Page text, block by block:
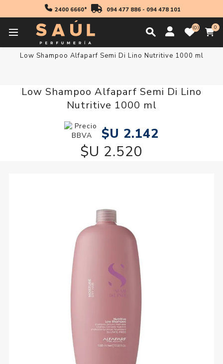
2400 6660* 094 477 886- 094 478 101
0 0
Profesionales
Low Shampoo Alfaparf Semi Di Lino Nutritive 1000 ml
Low Shampoo Alfaparf Semi Di Lino
Nutritive 1000 ml
$U 2.142
$U 2.520